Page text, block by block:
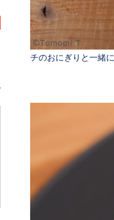
チのおにぎりと一緒に